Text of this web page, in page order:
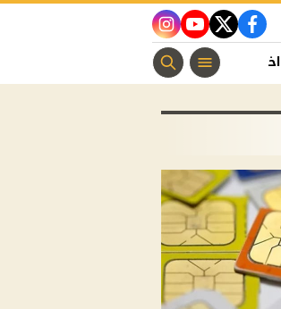
facebook
twitter
youtube
instagram
اخبار الفن منوعات مسيحية